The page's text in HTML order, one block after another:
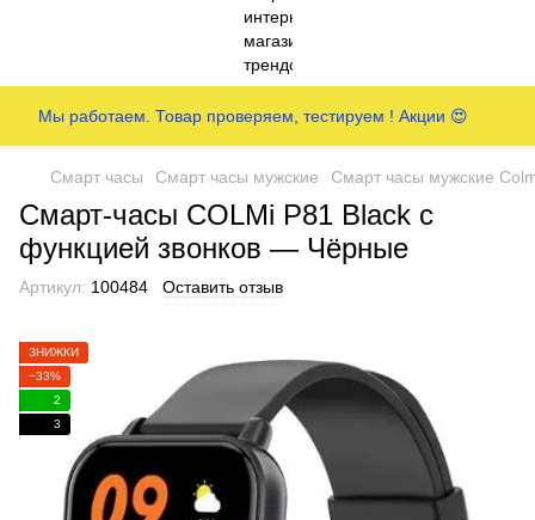
Мы работаем. Товар проверяем, тестируем ! Акции 😍
Смарт часы Смарт часы мужские Смарт часы мужские
Смарт-часы COLMi P81 Black с
функцией звонков — Чёрные
Артикул: 100484 Оставить отзыв
ЗНИЖКИ
−33%
2
3